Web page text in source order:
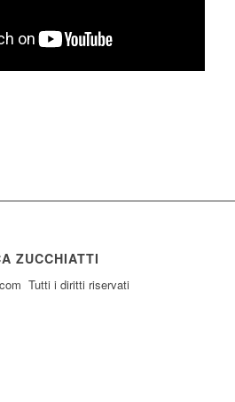
ZUCCHIATTI
Tutti i diritti riservati